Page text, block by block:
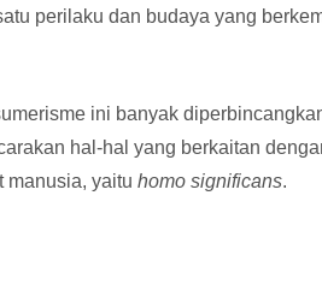
perilaku dan budaya yang
ini banyak
hal-hal yang berkaitan
manusia, yaitu homo significans.